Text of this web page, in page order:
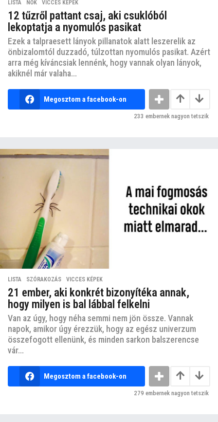
LISTA ,NŐK ,VICCES KÉPEK
12 tűzről pattant csaj, aki csuklóból
lekoptatja a nyomulós pasikat
Ezek a talpraesett lányok pillanatok alatt leszerelik az
önbizalomtól duzzadó, túlzottan nyomulós pasikat. Azért
arra még kíváncsiak lennénk, hogy vannak olyan lányok,
akiknél már valaha...
Megosztom a facebook-on
233 embernek nagyon tetszik
LISTA ,SZÓRAKOZÁS ,VICCES KÉPEK
21 ember, aki konkrét bizonyítéka annak,
hogy milyen is bal lábbal felkelni
Van az úgy, hogy néha semmi nem jön össze. Vannak
napok, amikor úgy érezzük, hogy az egész univerzum
összefogott ellenünk, és minden sarkon balszerencse
vár...
Megosztom a facebook-on
279 embernek nagyon tetszik